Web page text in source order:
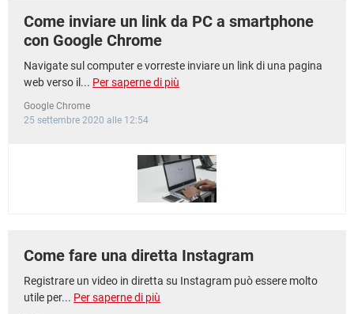
TIKTOK FACEBOOK
HARDWARE
TIKTOK FACEBOOK
HARDWARE
INTRATTENIMENTO ANDROID
iOS
INSTAGRAM WHATSAPP
HARDWARE
INTRATTENIMENTO ANDROID
iOS
INSTAGRAM
Come inviare un link da PC a smartphone
con Google Chrome
Navigate sul computer e vorreste inviare un link di una pagina
web verso il... Per saperne di più
Google Chrome
25 settembre 2020 alle 12:54
Come fare una diretta Instagram
Registrare un video in diretta su Instagram può essere molto
utile per... Per saperne di più